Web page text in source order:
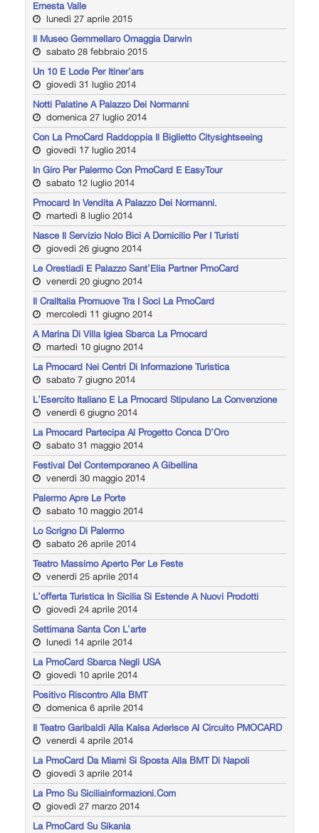
Ernesta Valle
lunedì 27 aprile 2015
Il Museo Gemmellaro Omaggia Darwin
sabato 28 febbraio 2015
Un 10 E Lode Per Itiner'ars
giovedì 31 luglio 2014
Notti Palatine A Palazzo Dei Normanni
domenica 27 luglio 2014
Con La PmoCard Raddoppia Il Biglietto Citysightseeing
giovedì 17 luglio 2014
In Giro Per Palermo Con PmoCard E EasyTour
sabato 12 luglio 2014
Pmocard In Vendita A Palazzo Dei Normanni.
martedì 8 luglio 2014
Nasce Il Servizio Nolo Bici A Domicilio Per I Turisti
giovedì 26 giugno 2014
Le Orestiadi E Palazzo Sant'Elia Partner PmoCard
venerdì 20 giugno 2014
Il CralItalia Promuove Tra I Soci La PmoCard
mercoledì 11 giugno 2014
A Marina Di Villa Igiea Sbarca La Pmocard
martedì 10 giugno 2014
La Pmocard Nei Centri Di Informazione Turistica
sabato 7 giugno 2014
L'Esercito Italiano E La Pmocard Stipulano La Convenzione
venerdì 6 giugno 2014
La Pmocard Partecipa Al Progetto Conca D'Oro
sabato 31 maggio 2014
Festival Del Contemporaneo A Gibellina
venerdì 30 maggio 2014
Palermo Apre Le Porte
sabato 10 maggio 2014
Lo Scrigno Di Palermo
sabato 26 aprile 2014
Teatro Massimo Aperto Per Le Feste
venerdì 25 aprile 2014
L'offerta Turistica In Sicilia Si Estende A Nuovi Prodotti
giovedì 24 aprile 2014
Settimana Santa Con L'arte
lunedì 14 aprile 2014
La PmoCard Sbarca Negli USA
giovedì 10 aprile 2014
Positivo Riscontro Alla BMT
domenica 6 aprile 2014
Il Teatro Garibaldi Alla Kalsa Aderisce Al Circuito PMOCARD
venerdì 4 aprile 2014
La PmoCard Da Miami Si Sposta Alla BMT Di Napoli
giovedì 3 aprile 2014
La Pmo Su Siciliainformazioni.com
giovedì 27 marzo 2014
La PmoCard Su Sikania